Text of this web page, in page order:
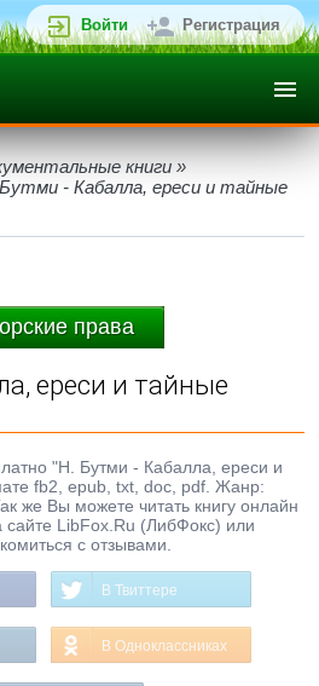
Войти Регистрация
книги »
- Кабалла, ереси и тайные
права
ереси и тайные
"Н. Бутми - Кабалла, ереси и
fb2, epub, txt, doc, pdf. Жанр:
же Вы можете читать книгу онлайн
сайте LibFox.Ru (ЛибФокс) или
с отзывами.
В Твиттере
В Одноклассниках